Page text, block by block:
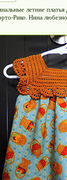
летние
Рико. Нина любезно